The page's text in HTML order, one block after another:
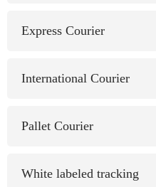
Express Courier
International Courier
Pallet Courier
White labeled tracking